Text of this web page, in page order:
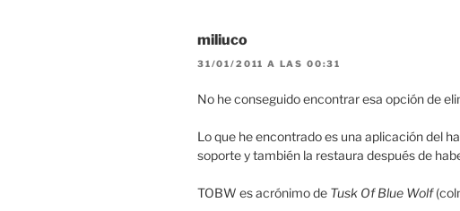
miliuco
31/01/2011 A LAS 00:31
No he conseguido encontrar esa opción de
Lo que he encontrado es una aplicación del
soporte y también la restaura después de
TOBW es acrónimo de Tusk Of Blue Wolf